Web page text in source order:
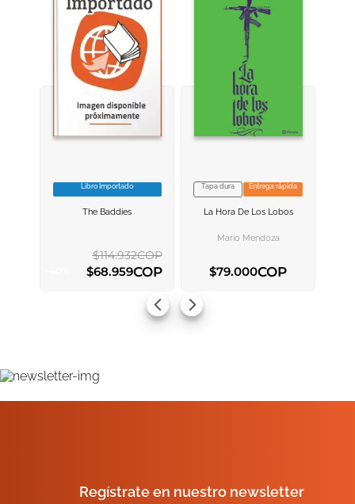
VER INFORMACION
Libro Importado
The Baddies
$114.932COP
$68.959COP
VER INFORMACION
Tapa dura Entrega rápida
La Hora De Los Lobos
Mario Mendoza
$79.000COP
Regístrate en nuestro newsletter